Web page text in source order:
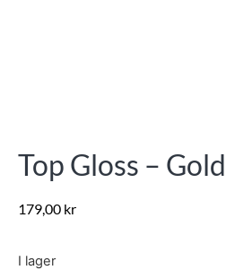
Top Gloss – Gold
179,00 kr
I lager